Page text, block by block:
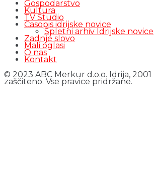
Gospodarstvo
Kultura
TV Studio
Časopis idrijske novice
Spletni arhiv Idrijske novice
Zadnje slovo
Mali oglasi
O nas
Kontakt
© 2023 ABC Merkur d.o.o. Idrija,
zaščiteno. Vse pravice pridržane.